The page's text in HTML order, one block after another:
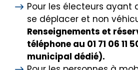
Pour les électeurs ayant
se déplacer et non
Renseignements et
téléphone au 01 71 06 11
municipal dédié).